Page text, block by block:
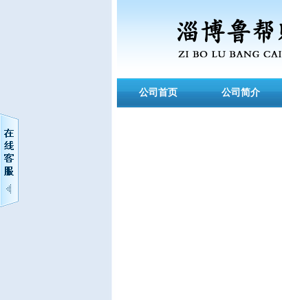
公司首页 公司简介